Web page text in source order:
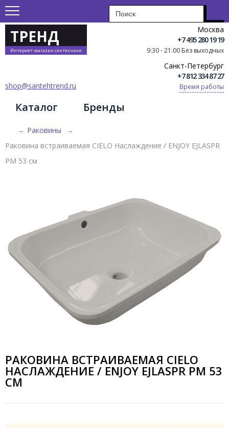
ТРЕНД
Интернет-магазин сантехники
Москва
+7 495 280 19 19
9:30 - 21:00 Без выходных
Санкт-Петербург
+7 812 334 87 27
Время работы
shop@santehtrend.ru
Каталог Бренды
→ Раковины
→
Раковина встраиваемая CIELO Наслаждение / ENJOY EJLASPR
PM 53 см
РАКОВИНА ВСТРАИВАЕМАЯ CIELO
НАСЛАЖДЕНИЕ / ENJOY EJLASPR PM 53
СМ